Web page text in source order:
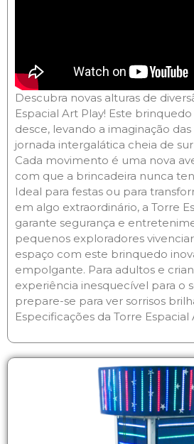
Descubra novas alturas de
Espacial Art Play! Este
desce, levando a imaginação
jornada intergalática cheia de
Cada movimento é uma nova
com que a brincadeira nunca
Ideal para festas ou para
em algo extraordinário, a Torre
garante segurança e
pequenos exploradores
espaço com este brinquedo
empolgante. Para adultos e
experiência inesquecível para o
prepare-se para ver sorrisos
Especificações da Torre Espacial